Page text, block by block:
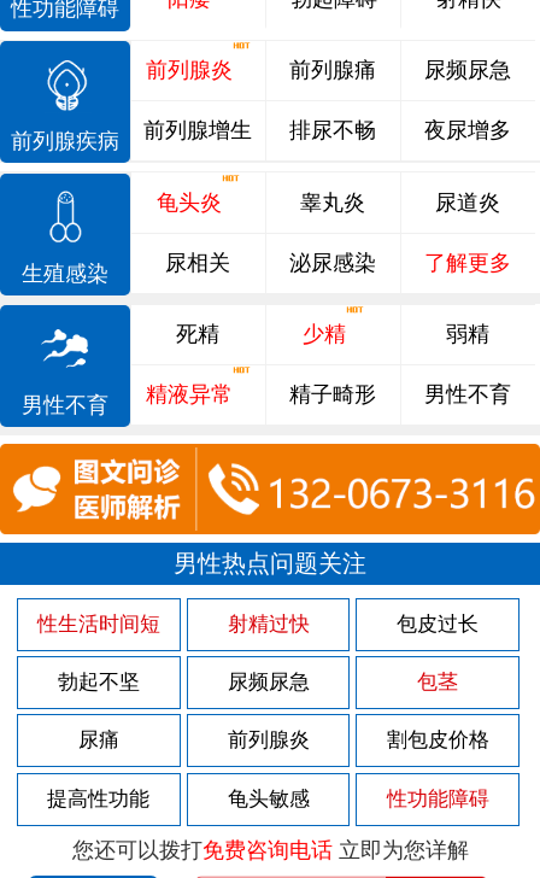
性功能障碍
前列腺疾病
前列腺炎 前列腺痛 尿频尿急
前列腺增生 排尿不畅 夜尿增多
生殖感染
龟头炎 睾丸炎 尿道炎
尿相关 泌尿感染 了解更多
男性不育
死精 少精 弱精
精液异常 精子畸形 男性不育
男性热点问题关注
性生活时间短 射精过快 包皮过长
勃起不坚 尿频尿急 包茎
尿痛 前列腺炎 割包皮价格
提高性功能 龟头敏感 性功能障碍
您还可以拨打免费咨询电话立即为您详解